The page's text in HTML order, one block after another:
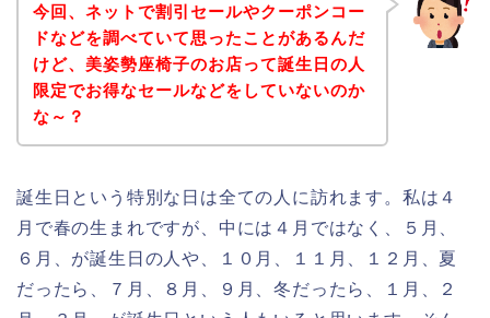
今回、ネットで割引セールやクーポンコー
ドなどを調べていて思ったことがあるんだ
けど、美姿勢座椅子のお店って誕生日の人
限定でお得なセールなどをしていないのか
な～？
誕生日という特別な日は全ての人に訪れます。私は４
月で春の生まれですが、中には４月ではなく、５月、
６月、が誕生日の人や、１０月、１１月、１２月、夏
だったら、７月、８月、９月、冬だったら、１月、２